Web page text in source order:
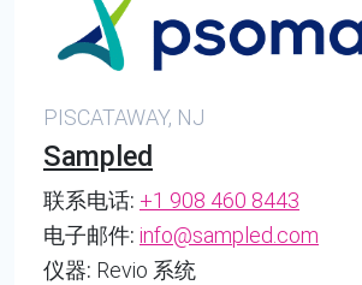
PISCATAWAY, NJ
Sampled
联系电话: +1 908 460 8443
电子邮件: info@sampled.com
仪器: Revio 系统